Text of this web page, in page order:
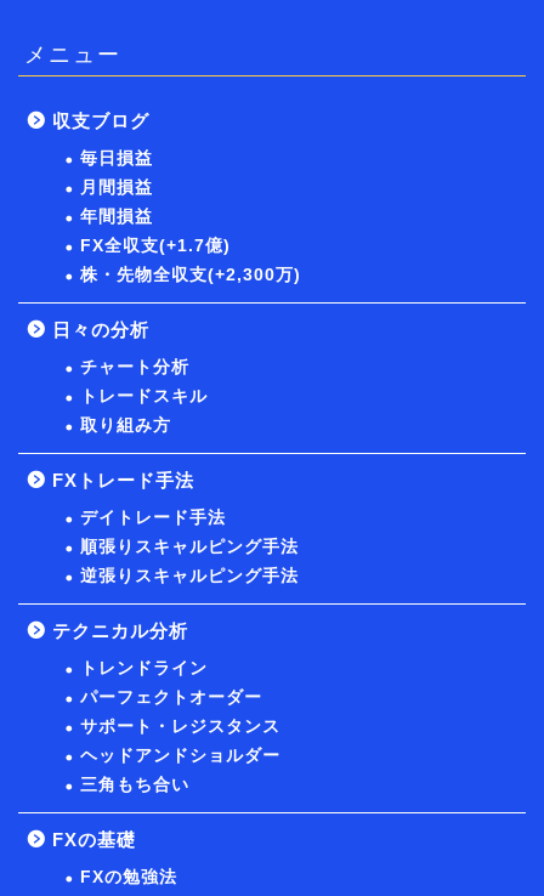
メニュー
収支ブログ
毎日損益
月間損益
年間損益
FX全収支(+1.7億)
株・先物全収支(+2,300万)
日々の分析
チャート分析
トレードスキル
取り組み方
FXトレード手法
デイトレード手法
順張りスキャルピング手法
逆張りスキャルピング手法
テクニカル分析
トレンドライン
パーフェクトオーダー
サポート・レジスタンス
ヘッドアンドショルダー
三角もち合い
FXの基礎
FXの勉強法